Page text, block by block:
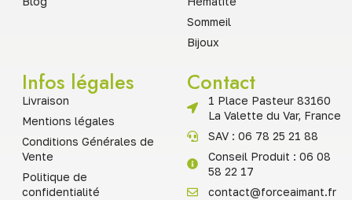
Sommeil
Bijoux
Infos légales
Livraison
Mentions légales
Conditions Générales de
Vente
Politique de
confidentialité
Contact
1 Place Pasteur 83160
La Valette du Var, France
SAV : 06 78 25 21 88
Conseil Produit : 06 08
58 22 17
contact@forceaimant.fr